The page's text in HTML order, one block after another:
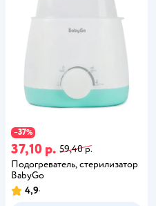
−37%
37,10 р. 59,40 р.
Подогреватель, стерилизатор
BabyGo
4,9